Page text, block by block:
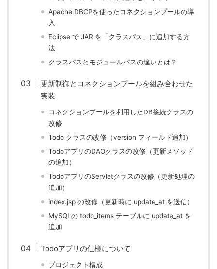
Apache DBCPを使ったコネクションプールの導
入
Eclipse で JAR を「クラスパス」に追加する方
法
クラスパスとモジュールパスの違いとは？
更新制御とコネクションプールを組み合わせた
実装
コネクションプールを利用したDB接続クラスの
改修
Todo クラスの改修（version フィールド追加）
TodoアプリのDAOクラスの改修（更新メソッド
の追加）
TodoアプリのServletクラスの改修（更新処理の
追加）
index.jsp の改修（更新時に update_at を送信）
MySQLの todo_items テーブルに update_at を
追加
Todoアプリの仕様について
プロジェクト構成